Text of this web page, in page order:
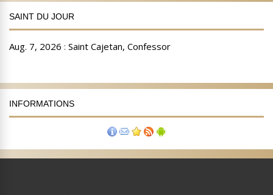
SAINT DU JOUR
INFORMATIONS